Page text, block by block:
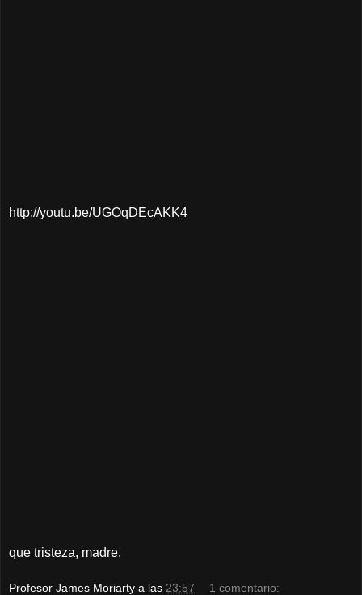
http://youtu.be/UGOqDEcAKK4
que tristeza, madre.
Profesor James Moriarty a las 23:57 1 comentario: